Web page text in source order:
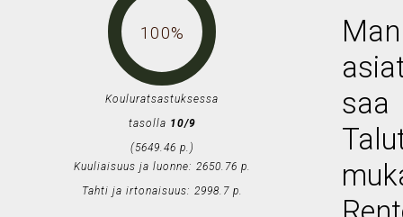
100%
Kouluratsastuksessa
tasolla 10/9
(5649.46 p.)
Kuuliaisuus ja luonne: 2650.76 p.
Tahti ja irtonaisuus: 2998.7 p.